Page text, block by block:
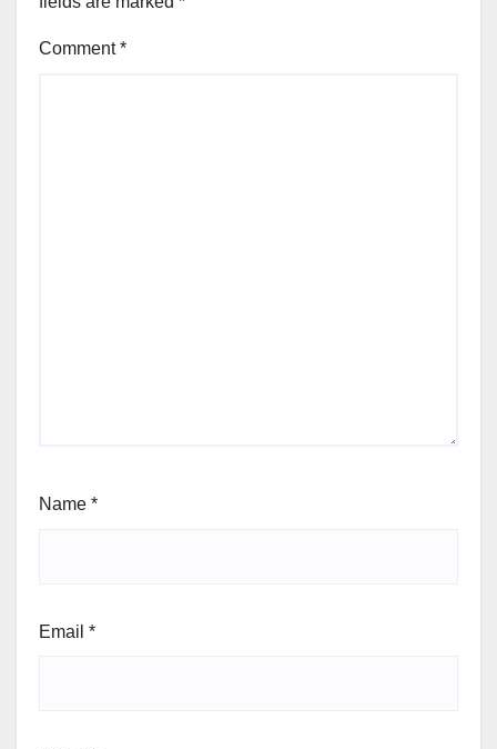
Comment*
Name *
Email *